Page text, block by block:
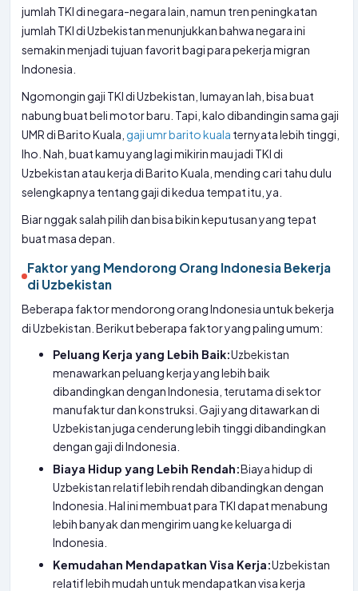
jumlah TKI di negara-negara lain, namun tren peningkatan
jumlah TKI di Uzbekistan menunjukkan bahwa negara ini
semakin menjadi tujuan favorit bagi para pekerja migran
Indonesia.
Ngomongin gaji TKI di Uzbekistan, lumayan lah, bisa buat
nabung buat beli motor baru. Tapi, kalo dibandingin sama gaji
UMR di Barito Kuala, gaji umr barito kuala ternyata lebih tinggi,
lho. Nah, buat kamu yang lagi mikirin mau jadi TKI di
Uzbekistan atau kerja di Barito Kuala, mending cari tahu dulu
selengkapnya tentang gaji di kedua tempat itu, ya.
Biar nggak salah pilih dan bisa bikin keputusan yang tepat
buat masa depan.
Faktor yang Mendorong Orang Indonesia Bekerja
di Uzbekistan
Beberapa faktor mendorong orang Indonesia untuk bekerja
di Uzbekistan. Berikut beberapa faktor yang paling umum:
Peluang Kerja yang Lebih Baik:Uzbekistan
menawarkan peluang kerja yang lebih baik
dibandingkan dengan Indonesia, terutama di sektor
manufaktur dan konstruksi. Gaji yang ditawarkan di
Uzbekistan juga cenderung lebih tinggi dibandingkan
dengan gaji di Indonesia.
Biaya Hidup yang Lebih Rendah:Biaya hidup di
Uzbekistan relatif lebih rendah dibandingkan dengan
Indonesia. Hal ini membuat para TKI dapat menabung
lebih banyak dan mengirim uang ke keluarga di
Indonesia.
Kemudahan Mendapatkan Visa Kerja:Uzbekistan
relatif lebih mudah untuk mendapatkan visa kerja